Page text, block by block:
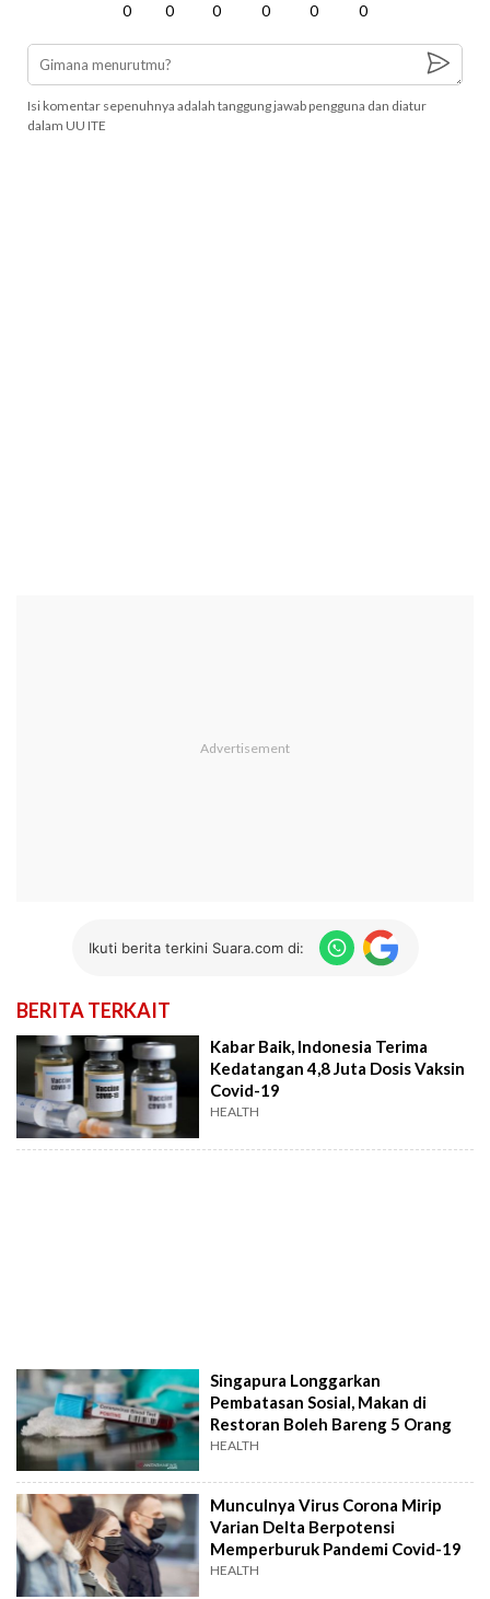
0 0 0 0 0 0
Isi komentar sepenuhnya adalah tanggung jawab pengguna dan diatur
dalam UU ITE
Ikuti berita terkini Suara.com di:
BERITA TERKAIT
Kabar Baik, Indonesia Terima
Kedatangan 4,8 Juta Dosis Vaksin
Covid-19
HEALTH
Singapura Longgarkan
Pembatasan Sosial, Makan di
Restoran Boleh Bareng 5 Orang
HEALTH
Munculnya Virus Corona Mirip
Varian Delta Berpotensi
Memperburuk Pandemi Covid-19
HEALTH